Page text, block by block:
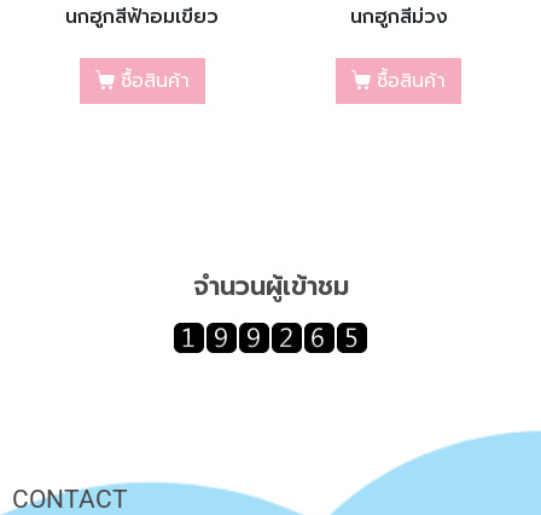
นกฮูกสีฟ้าอมเขียว
ซื้อสินค้า
นกฮูกสีม่วง
ซื้อสินค้า
จำนวนผู้เข้าชม
CONTACT